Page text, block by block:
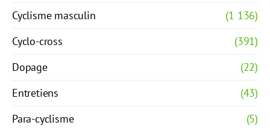
Cyclisme masculin
(1 136)
Cyclo-cross
(391)
Dopage
(22)
Entretiens
(43)
Para-cyclisme
(5)